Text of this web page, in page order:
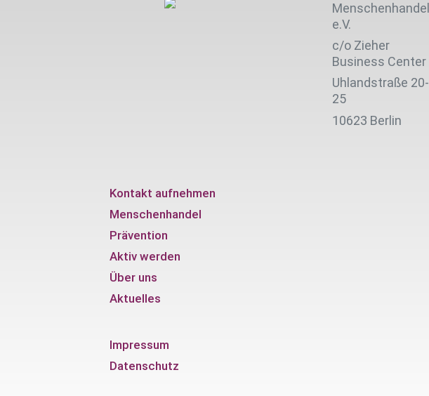
Menschenhandel
e.V.
c/o Zieher
Business Center
Uhlandstraße 20-
25
10623 Berlin
Kontakt aufnehmen
Menschenhandel
Prävention
Aktiv werden
Über uns
Aktuelles
Impressum
Datenschutz